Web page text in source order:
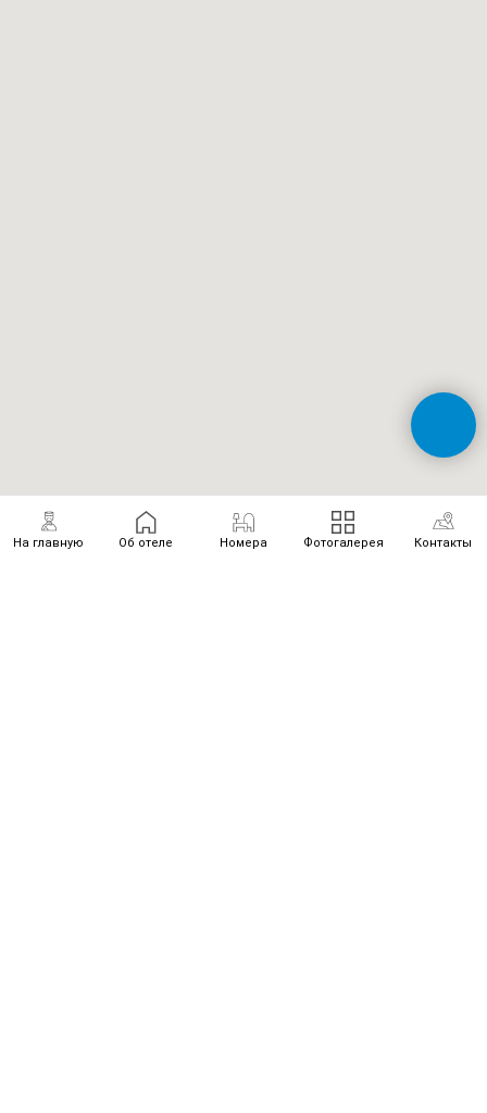
На главную Об отеле Номера Фотогалерея Контакты